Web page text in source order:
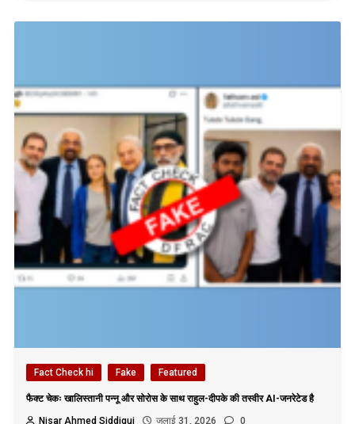
Fact Check hi Fake Featured
फैक्ट चेकः खालिस्तानी पन्नू और सोरोस के साथ राहुल-दीपके की तस्वीर AI-जनरेटेड है
Nisar Ahmed Siddiqui
जुलाई 31, 2026 0